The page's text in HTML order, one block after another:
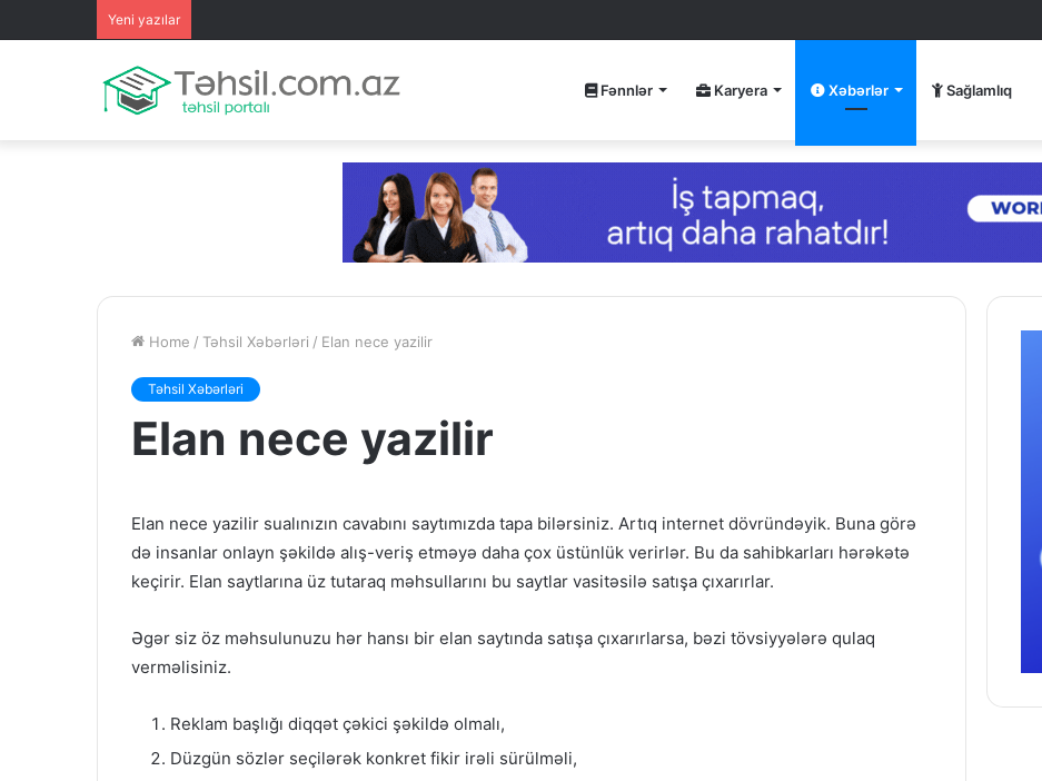
Yeni yazılar
Fənnlər Karyera Xəbərlər Sağlamlıq
Home / Təhsil Xəbərləri / Elan nece yazilir
Təhsil Xəbərləri
Elan nece yazilir
Elan nece yazilir sualınızın cavabını saytımızda tapa bilərsiniz. Artıq internet dövründəyik. Buna görə
də insanlar onlayn şəkildə alış-veriş etməyə daha çox üstünlük verirlər. Bu da sahibkarları hərəkətə
keçirir. Elan saytlarına üz tutaraq məhsullarını bu saytlar vasitəsilə satışa çıxarırlar.
Əgər siz öz məhsulunuzu hər hansı bir elan saytında satışa çıxarırlarsa, bəzi tövsiyyələrə qulaq
verməlisiniz.
Reklam başlığı diqqət çəkici şəkildə olmalı,
Düzgün sözlər seçilərək konkret fikir irəli sürülməli,